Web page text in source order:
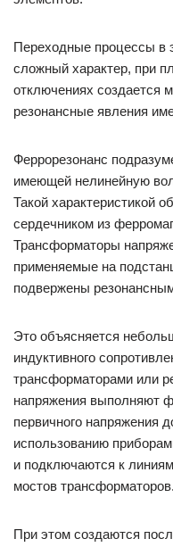
Переходные процессы в
сложный характер, при
отключениях создается
резонансные явления
Феррорезонанс
имеющей нелинейную
Такой характеристикой
сердечником из
Трансформаторы
применяемые на
подвержены
Это объясняется
индуктивного
трансформаторами или
напряжения выполняют
первичного напряжения
использованию
и подключаются к
мостов трансформаторов.
При этом создаются